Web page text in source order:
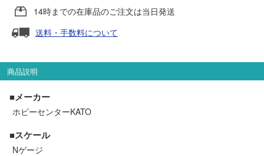
トラムウェイ
天賞堂
TTC
セール品・キャンペーン
14時までの在庫品のご注文は当日発送
送料・手数料について
商品説明
■メーカー
ホビーセンターKATO
■スケール
Nゲージ